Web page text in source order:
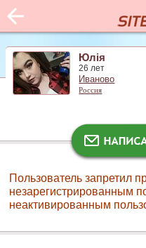
Юлія
26 лет
Иваново
Россия
Пользователь запретил
незарегистрированным
неактивированным